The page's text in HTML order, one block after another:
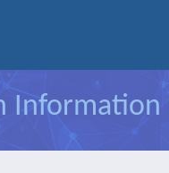
Information